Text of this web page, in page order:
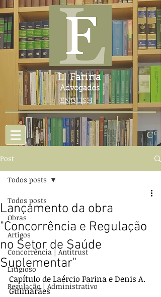
L. Farina
Advogados
ENGLISH
Post
Todos posts
Obras
Artigos
Concorrência | Antitrust
Litigioso
Regulação | Administrativo
Todos posts
Lançamento da obra
"Concorrência e Regulação
no Setor de Saúde
Suplementar"
Capítulo de Laércio Farina e Denis A.
Guimarães